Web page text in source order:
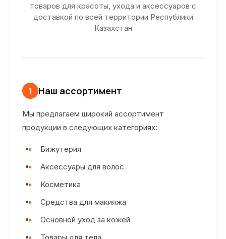
товаров для красоты, ухода и аксессуаров с
доставкой по всей территории Республики
Казахстан
1 Наш ассортимент
Мы предлагаем широкий ассортимент
продукции в следующих категориях:
Бижутерия
Аксессуары для волос
Косметика
Средства для макияжа
Основной уход за кожей